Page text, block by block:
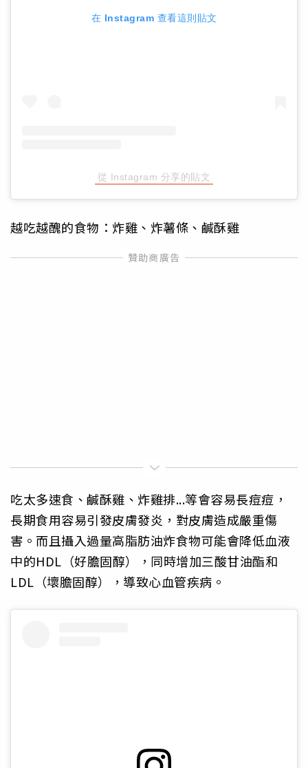
在 Instagram 查看這則貼文
從 Instagram 分享的貼文
越吃越醜的食物：炸雞、炸薯條、鹹酥雞
吃太多速食、鹹酥雞、炸雞排...等會容易長痘痘，
長期食用容易引發皮膚發炎，對皮膚造成嚴重傷
害。而且攝入過量高脂肪油炸食物可能會降低血液
中的HDL（好膽固醇），同時增加三酸甘油酯和
LDL（壞膽固醇），導致心血管疾病。